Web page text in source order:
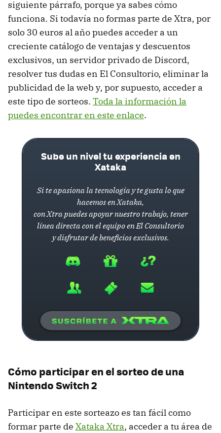
siguiente párrafo, porque ya sabes cómo
funciona. Si todavía no formas parte de Xtra, por
solo 30 euros al año puedes acceder a un
creciente catálogo de ventajas y descuentos
exclusivos, un servidor privado de Discord,
resolver tus dudas en El Consultorio, eliminar la
publicidad de la web y, por supuesto, acceder a
este tipo de sorteos. Toda la información la
puedes encontrar en este enlace.
Sube un nivel tu experiencia en
Xataka
Si te apasiona la tecnología y te gusta lo que
hacemos en Xataka,
con Xtra puedes apoyar nuestro trabajo, tener
línea directa con el equipo en El Consultorio
y disfrutar de beneficios exclusivos.
Cómo participar en el sorteo de una
Nintendo Switch 2
Participar en este sorteazo es tan fácil como
formar parte de Xataka Xtra, acceder a tu área de